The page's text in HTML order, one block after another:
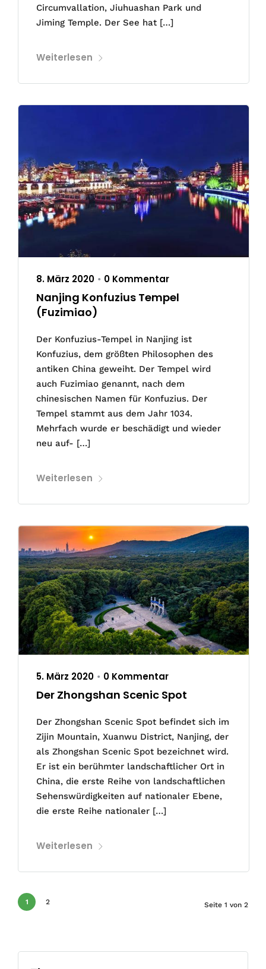
Circumvallation, Jiuhuashan Park und
Jiming Temple. Der See hat […]
Weiterlesen
8. März 2020 • 0 Kommentar
Nanjing Konfuzius Tempel
(Fuzimiao)
Der Konfuzius-Tempel in Nanjing ist
Konfuzius, dem größten Philosophen des
antiken China geweiht. Der Tempel wird
auch Fuzimiao genannt, nach dem
chinesischen Namen für Konfuzius. Der
Tempel stammt aus dem Jahr 1034.
Mehrfach wurde er beschädigt und wieder
neu auf- […]
Weiterlesen
5. März 2020 • 0 Kommentar
Der Zhongshan Scenic Spot
Der Zhongshan Scenic Spot befindet sich im
Zijin Mountain, Xuanwu District, Nanjing, der
als Zhongshan Scenic Spot bezeichnet wird.
Er ist ein berühmter landschaftlicher Ort in
China, die erste Reihe von landschaftlichen
Sehenswürdigkeiten auf nationaler Ebene,
die erste Reihe nationaler […]
Weiterlesen
1 2 Seite 1 von 2